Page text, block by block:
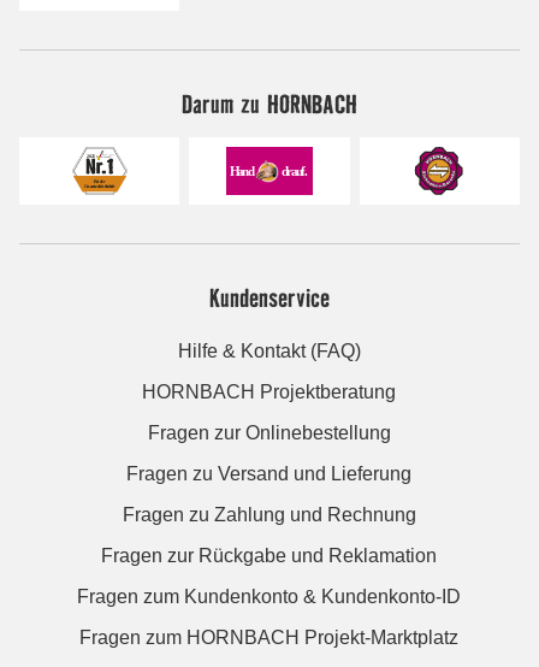
Darum zu HORNBACH
Kundenservice
Hilfe & Kontakt (FAQ)
HORNBACH Projektberatung
Fragen zur Onlinebestellung
Fragen zu Versand und Lieferung
Fragen zu Zahlung und Rechnung
Fragen zur Rückgabe und Reklamation
Fragen zum Kundenkonto & Kundenkonto-ID
Fragen zum HORNBACH Projekt-Marktplatz